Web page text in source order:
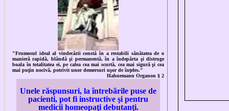
"Frumosul ideal al vindecării constă în a restabili sănătatea de o
manieră rapidă, blândă şi permanentă, în a îndepărta şi distruge
boala în totalitatea ei, pe calea cea mai scurtă, cea mai sigură şi cea
mai puţin nocivă, potrivit unor demersuri uşor de înţeles."
Hahnemann Organon § 2
Unele răspunsuri, la întrebările puse de
pacienti, pot fi instructive şi pentru
medicii homeopaţi debutanţi.